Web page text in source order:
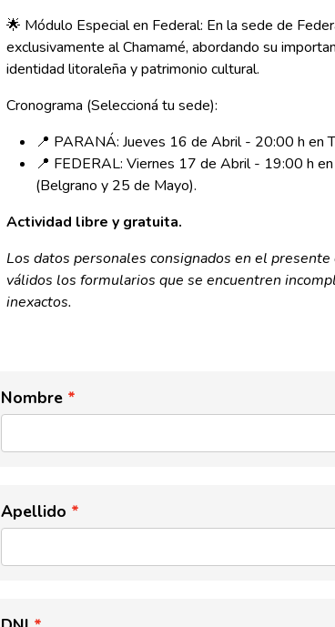
🌟 Módulo Especial en Federal: En la sede de
exclusivamente al Chamamé, abordando su
identidad litoraleña y patrimonio cultural.
Cronograma (Seleccioná tu sede):
📍 PARANÁ: Jueves 16 de Abril - 20:00 h en
📍 FEDERAL: Viernes 17 de Abril - 19:00 h
(Belgrano y 25 de Mayo).
Actividad libre y gratuita.
Los datos personales consignados en el
válidos los formularios que se encuentren
inexactos.
Nombre
Apellido